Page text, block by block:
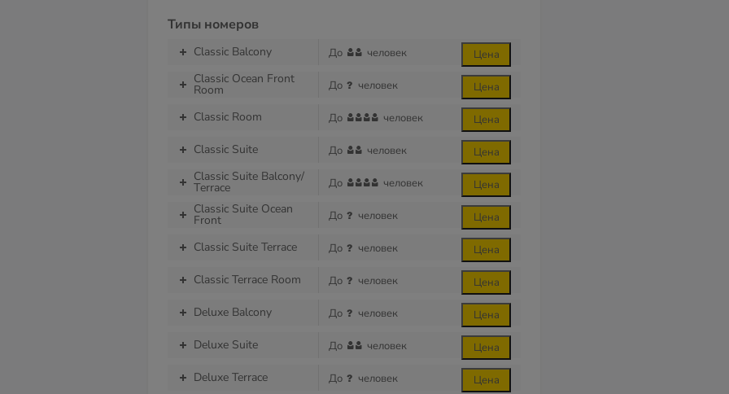
Типы номеров
Classic Balcony До человек Цена
Classic Ocean Front
Room До человек Цена
Classic Room До человек Цена
Classic Suite До человек Цена
Classic Suite Balcony/
Тerrace До человек Цена
Classic Suite Ocean
Front До человек Цена
Classic Suite Terrace До человек Цена
Classic Terrace Room До человек Цена
Deluxe Balcony До человек Цена
Deluxe Suite До человек Цена
Deluxe Terrace До человек Цена